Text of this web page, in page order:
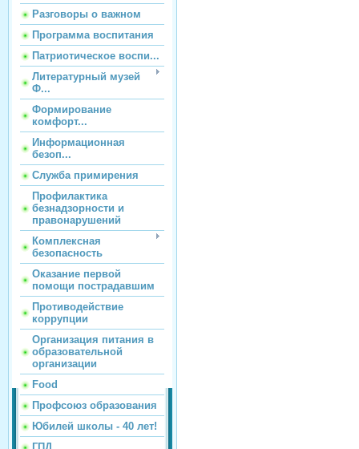
Разговоры о важном
Программа воспитания
Патриотическое воспи...
Литературный музей
Ф...
Формирование
комфорт...
Информационная
безоп...
Служба примирения
Профилактика
безнадзорности и
правонарушений
Комплексная
безопасность
Оказание первой
помощи пострадавшим
Противодействие
коррупции
Организация питания в
образовательной
организации
Food
Профсоюз образования
Юбилей школы - 40 лет!